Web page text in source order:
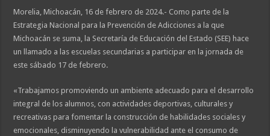
Morelia, Michoacán, 16 de febrero de 2024.- Como parte de la
Estrategia Nacional para la Prevención de Adicciones a la que
Michoacán se suma, la Secretaría de Educación del Estado (SEE) hace
un llamado a las escuelas secundarias a participar en la jornada de
este sábado 17 de febrero.
«Trabajamos promoviendo un ambiente adecuado para el desarrollo
integral de los alumnos, con actividades deportivas, culturales y
recreativas para fomentar la construcción de habilidades sociales y
emocionales, disminuyendo la vulnerabilidad ante el consumo de